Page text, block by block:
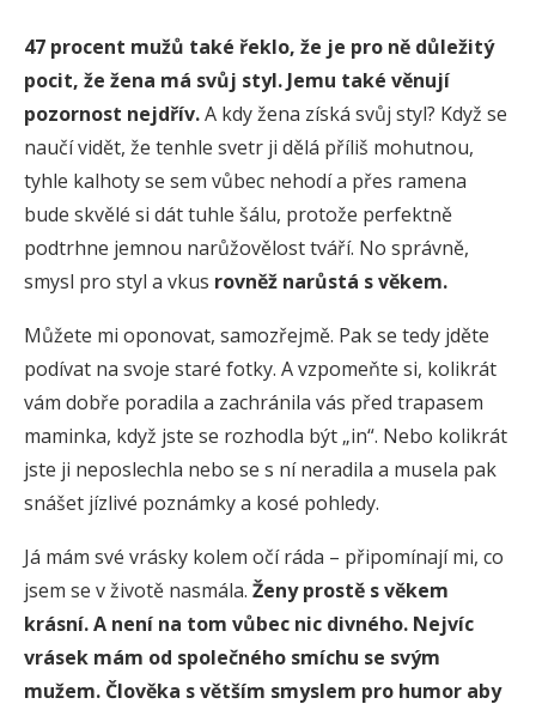
47 procent mužů také řeklo, že je pro ně důležitý
pocit, že žena má svůj styl. Jemu také věnují
pozornost nejdřív.A kdy žena získá svůj styl? Když se
naučí vidět, že tenhle svetr ji dělá příliš mohutnou,
tyhle kalhoty se sem vůbec nehodí a přes ramena
bude skvělé si dát tuhle šálu, protože perfektně
podtrhne jemnou narůžovělost tváří. No správně,
smysl pro styl a vkus rovněž narůstá s věkem.
Můžete mi oponovat, samozřejmě. Pak se tedy jděte
podívat na svoje staré fotky. A vzpomeňte si, kolikrát
vám dobře poradila a zachránila vás před trapasem
maminka, když jste se rozhodla být „in“. Nebo kolikrát
jste ji neposlechla nebo se s ní neradila a musela pak
snášet jízlivé poznámky a kosé pohledy.
Já mám své vrásky kolem očí ráda – připomínají mi, co
jsem se v životě nasmála. Ženy prostě s věkem
krásní.A není na tom vůbec nic divného. Nejvíc
vrásek mám od společného smíchu se svým
mužem. Člověka s větším smyslem pro humor aby